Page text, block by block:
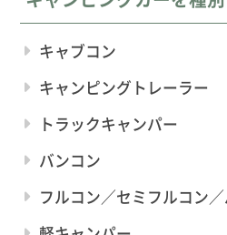
キャブコン
キャンピングトレーラー
トラックキャンパー
バンコン
フルコン／セミフルコン